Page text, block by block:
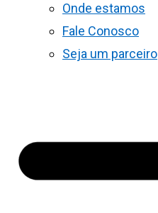
Onde estamos
Fale Conosco
Seja um parceiro